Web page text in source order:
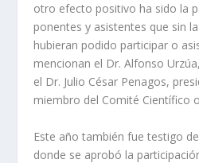
otro efecto positivo ha sido la
ponentes y asistentes que sin
hubieran podido participar o
mencionan el Dr. Alfonso
el Dr. Julio César Penagos,
miembro del Comité Científico
Este año también fue testigo
donde se aprobó la